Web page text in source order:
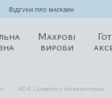
Відгуки про магазин
Махрові
вироби
ADA Cosmetics International